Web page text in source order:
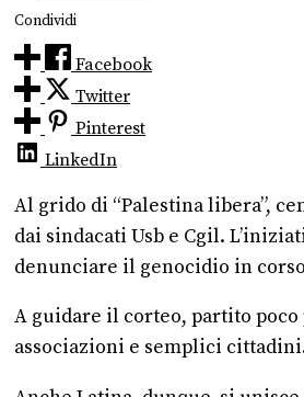
Condividi
Facebook
Twitter
Pinterest
LinkedIn
Al grido di “Palestina libera”,
dai sindacati Usb e Cgil.
denunciare il genocidio in
A guidare il corteo, partito poco
associazioni e semplici